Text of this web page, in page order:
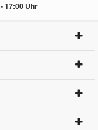
17:00 Uhr